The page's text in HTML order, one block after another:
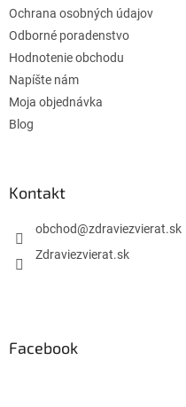
Ochrana osobných údajov
Odborné poradenstvo
Hodnotenie obchodu
Napíšte nám
Moja objednávka
Blog
Kontakt
obchod@zdraviezvierat.sk
Zdraviezvierat.sk
Facebook